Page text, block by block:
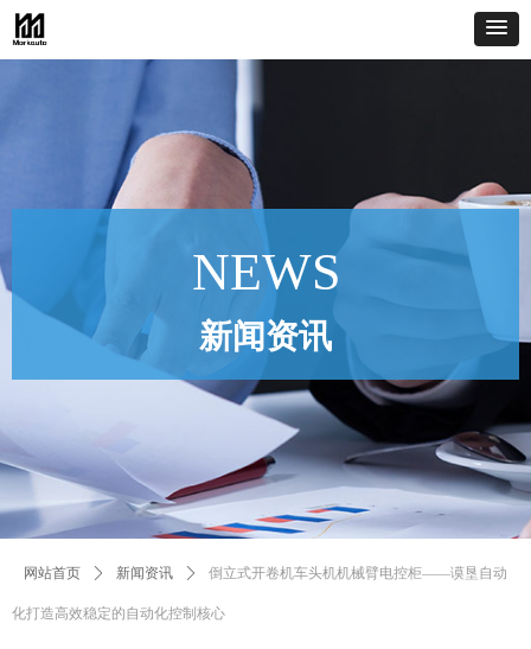
网站首页 ꄲ 新闻资讯 ꄲ 倒立式开卷机车头机机械臂电控柜——谟垦自动
化打造高效稳定的自动化控制核心
NEWS
新闻资讯